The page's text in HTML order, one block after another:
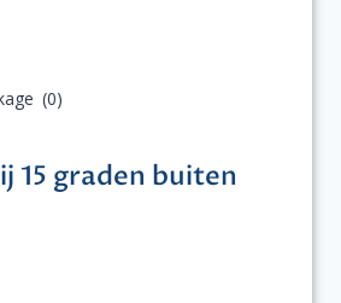
(0)
15 graden buiten